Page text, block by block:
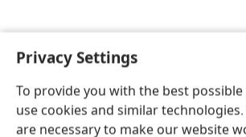
Privacy Settings
To provide you with the best
use cookies and similar
are necessary to make our website